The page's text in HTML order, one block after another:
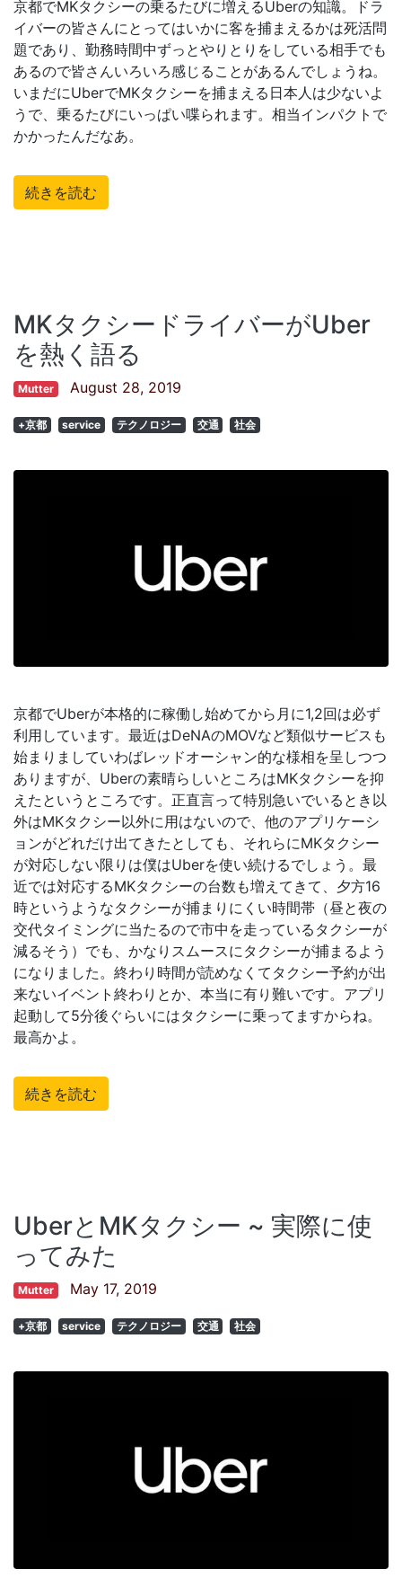
京都でMKタクシーの乗るたびに増えるUberの知識。ドラ
イバーの皆さんにとってはいかに客を捕まえるかは死活問
題であり、勤務時間中ずっとやりとりをしている相手でも
あるので皆さんいろいろ感じることがあるんでしょうね。
いまだにUberでMKタクシーを捕まえる日本人は少ないよ
うで、乗るたびにいっぱい喋られます。相当インパクトで
かかったんだなあ。
続きを読む
MKタクシードライバーがUber
を熱く語る
Mutter August 28, 2019
+京都 service テクノロジー 交通 社会
京都でUberが本格的に稼働し始めてから月に1,2回は必ず
利用しています。最近はDeNAのMOVなど類似サービスも
始まりましていわばレッドオーシャン的な様相を呈しつつ
ありますが、Uberの素晴らしいところはMKタクシーを抑
えたというところです。正直言って特別急いでいるとき以
外はMKタクシー以外に用はないので、他のアプリケーシ
ョンがどれだけ出てきたとしても、それらにMKタクシー
が対応しない限りは僕はUberを使い続けるでしょう。最
近では対応するMKタクシーの台数も増えてきて、夕方16
時というようなタクシーが捕まりにくい時間帯（昼と夜の
交代タイミングに当たるので市中を走っているタクシーが
減るそう）でも、かなりスムースにタクシーが捕まるよう
になりました。終わり時間が読めなくてタクシー予約が出
来ないイベント終わりとか、本当に有り難いです。アプリ
起動して5分後ぐらいにはタクシーに乗ってますからね。
最高かよ。
続きを読む
UberとMKタクシー ~ 実際に使
ってみた
Mutter May 17, 2019
+京都 service テクノロジー 交通 社会